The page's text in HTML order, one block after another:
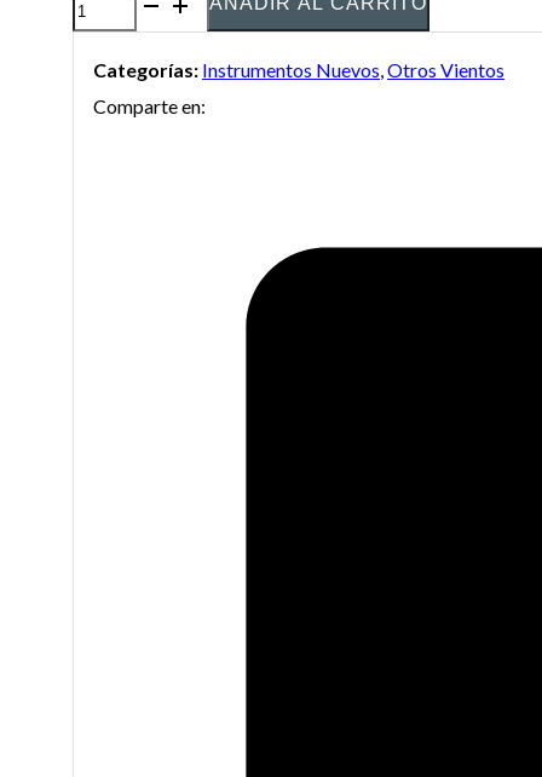
Tuba
JTU-
1110
Categorías: Instrumentos Nuevos Otros Vientos
Comparte en: